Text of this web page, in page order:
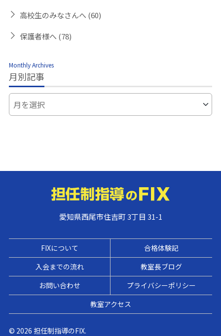
高校生のみなさんへ (60)
保護者様へ (78)
Monthly Archives
月別記事
愛知県西尾市住吉町 3丁目 31-1
FIXについて
合格体験記
入会までの流れ
教室長ブログ
お問い合わせ
プライバシーポリシー
教室アクセス
© 2026 担任制指導のFIX.